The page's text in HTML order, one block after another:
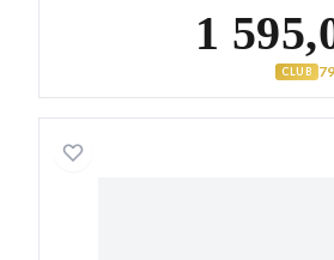
1
CLUB
Pendentif or